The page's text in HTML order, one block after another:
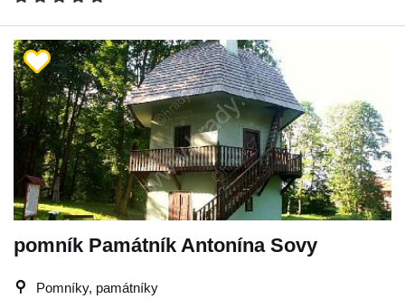
pomník Památník Antonína Sovy
Pomníky, památníky